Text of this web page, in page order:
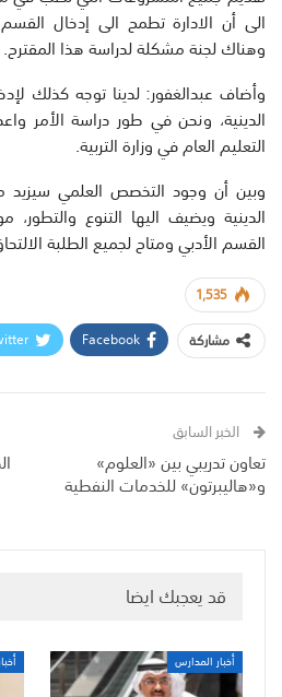
الى أن الادارة تطمح الى إدخال
وهناك لجنة مشكلة لدراسة هذا المقترح.
وأضاف عبدالغفور: لدينا توجه كذلك
الدينية، ونحن في طور دراسة الأمر
التعليم العام في وزارة التربية.
وبين أن وجود التخصص العلمي سيزيد
الدينية ويضيف اليها التنوع
القسم الأدبي ومتاح لجميع الطلبة
1,535
مشاركة
Facebook
الخبر السابق
تعاون تدريبي بين «العلوم»
و«هاليبرتون» للخدمات النفطية
قد يعجبك ايضا
أخبار المدارس